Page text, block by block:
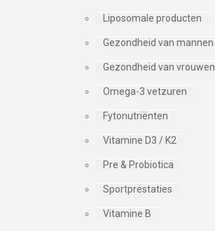
Liposomale producten
Gezondheid van mannen
Gezondheid van vrouwen
Omega-3 vetzuren
Fytonutriënten
Vitamine D3 / K2
Pre & Probiotica
Sportprestaties
Vitamine B